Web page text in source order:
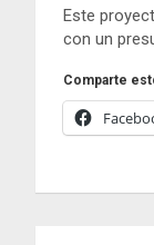
Este
con un
Comparte